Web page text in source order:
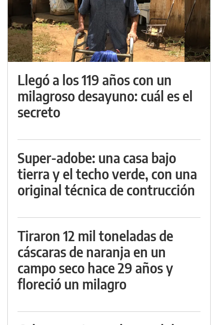
Llegó a los 119 años con un
milagroso desayuno: cuál es el
secreto
Super-adobe: una casa bajo
tierra y el techo verde, con una
original técnica de contrucción
Tiraron 12 mil toneladas de
cáscaras de naranja en un
campo seco hace 29 años y
floreció un milagro